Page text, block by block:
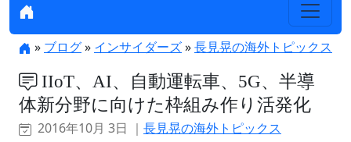
» ブログ» インサイダーズ»長見晃の海外トピックス
IIoT、AI、自動運転車、5G、半導
体新分野に向けた枠組み作り活発化
2016年10月 3日 ｜ 長見晃の海外トピックス